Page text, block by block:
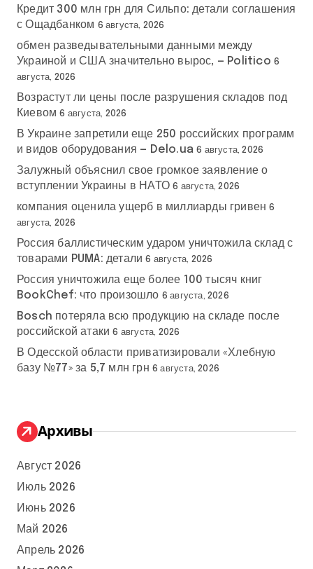
Кредит 300 млн грн для Сильпо: детали соглашения
с Ощадбанком 6 августа, 2026
обмен разведывательными данными между
Украиной и США значительно вырос, — Politico 6
августа, 2026
Возрастут ли цены после разрушения складов под
Киевом 6 августа, 2026
В Украине запретили еще 250 российских программ
и видов оборудования — Delo.ua 6 августа, 2026
Залужный объяснил свое громкое заявление о
вступлении Украины в НАТО 6 августа, 2026
компания оценила ущерб в миллиарды гривен 6
августа, 2026
Россия баллистическим ударом уничтожила склад с
товарами PUMA: детали 6 августа, 2026
Россия уничтожила еще более 100 тысяч книг
BookChef: что произошло 6 августа, 2026
Bosch потеряла всю продукцию на складе после
российской атаки 6 августа, 2026
В Одесской области приватизировали «Хлебную
базу №77» за 5,7 млн грн 6 августа, 2026
Архивы
Август 2026
Июль 2026
Июнь 2026
Май 2026
Апрель 2026